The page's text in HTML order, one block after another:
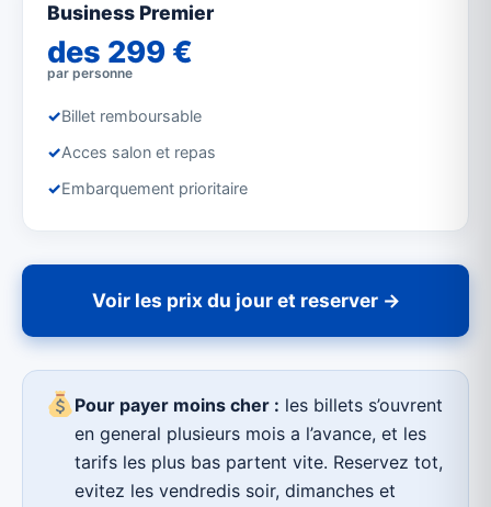
Business Premier
des 299 €
par personne
✓Billet remboursable
✓Acces salon et repas
✓Embarquement prioritaire
Voir les prix du jour et reserver →
Pour payer moins cher : les billets s’ouvrent
en general plusieurs mois a l’avance, et les
tarifs les plus bas partent vite. Reservez tot,
evitez les vendredis soir, dimanches et